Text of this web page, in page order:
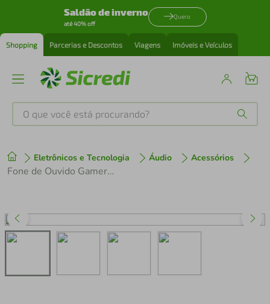
Saldão de inverno
até 40% off
Quero
Shopping Parcerias e Descontos Viagens Imóveis e Veículos
O que você está procurando?
Eletrônicos e Tecnologia Áudio Acessórios
Fone de Ouvido Gamer USB Redragon Zeus Harry Potter Hogwarts RGB Edicao Especial HP-510
1º tenis
perfume